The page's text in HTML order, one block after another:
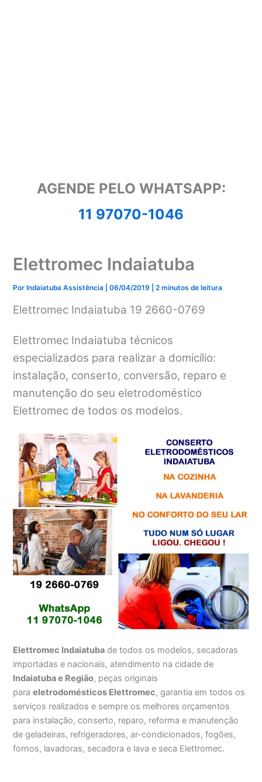
AGENDE PELO WHATSAPP:
11 97070-1046
Elettromec Indaiatuba
Por Indaiatuba Assistência |06/04/2019 |2 minutos de leitura
Elettromec Indaiatuba 19 2660-0769
Elettromec Indaiatuba técnicos
especializados para realizar a domicílio:
instalação, conserto, conversão, reparo e
manutenção do seu eletrodoméstico
Elettromec de todos os modelos.
Elettromec Indaiatuba de todos os modelos, secadoras
importadas e nacionais, atendimento na cidade de
Indaiatuba e Região, peças originais
paraeletrodomésticos Elettromec, garantia em todos os
serviços realizados e sempre os melhores orçamentos
para instalação, conserto, reparo, reforma e manutenção
de geladeiras, refrigeradores, ar-condicionados, fogões,
fornos, lavadoras, secadora e lava e seca Elettromec.